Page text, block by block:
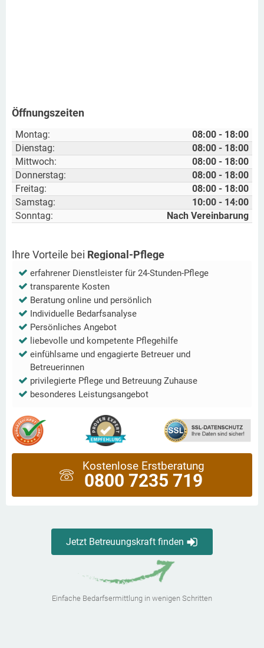
Öffnungszeiten
Montag:
08:00 - 18:00
Dienstag:
08:00 - 18:00
Mittwoch:
08:00 - 18:00
Donnerstag:
08:00 - 18:00
Freitag:
08:00 - 18:00
Samstag:
10:00 - 14:00
Sonntag:
Nach Vereinbarung
Ihre Vorteile bei Regional-Pflege
erfahrener Dienstleister für 24-Stunden-Pflege
transparente Kosten
Beratung online und persönlich
Individuelle Bedarfsanalyse
Persönliches Angebot
liebevolle und kompetente Pflegehilfe
einfühlsame und engagierte Betreuer und
Betreuerinnen
privilegierte Pflege und Betreuung Zuhause
besonderes Leistungsangebot
Kostenlose Erstberatung
0800 7235 719
Jetzt Betreuungskraft finden
Einfache Bedarfsermittlung in wenigen Schritten